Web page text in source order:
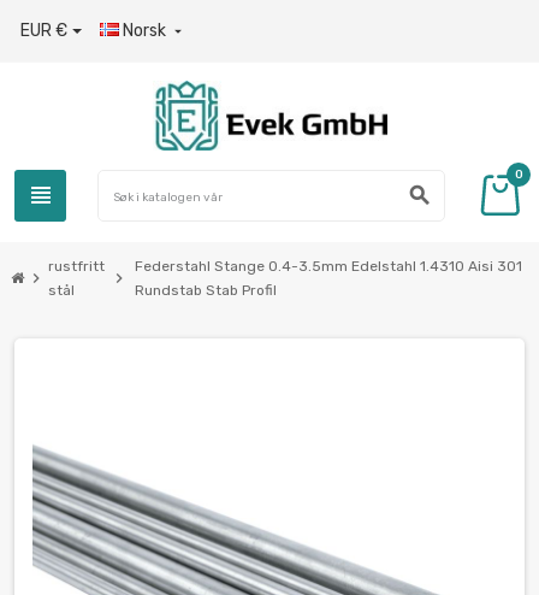
EUR € Norsk 
view_headline search
0
chevron_right
rustfritt
stål
chevron_right
Federstahl Stange 0.4-3.5mm Edelstahl 1.4310 Aisi 301
Rundstab Stab Profil